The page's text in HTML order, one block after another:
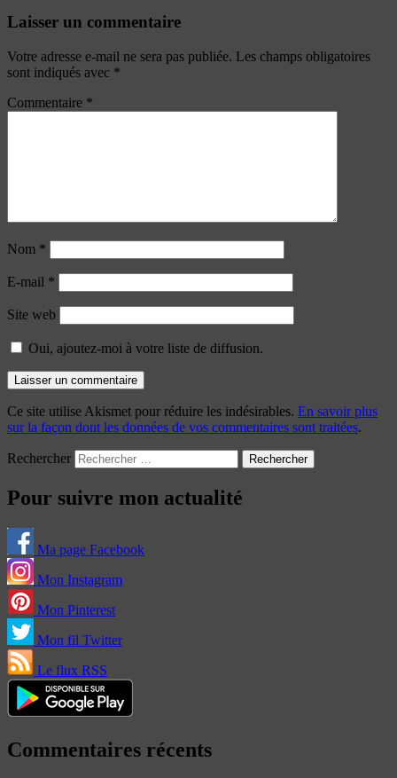
Laisser un commentaire
Votre adresse e-mail ne sera pas publiée. Les champs obligatoires
sont indiqués avec *
Commentaire *
Nom *
E-mail *
Site web
Oui, ajoutez-moi à votre liste de diffusion.
Ce site utilise Akismet pour réduire les indésirables. En savoir plus
sur la façon dont les données de vos commentaires sont traitées.
Rechercher
Pour suivre mon actualité
Ma page Facebook
Mon Instagram
Mon Pinterest
Mon fil Twitter
Le flux RSS
Commentaires récents